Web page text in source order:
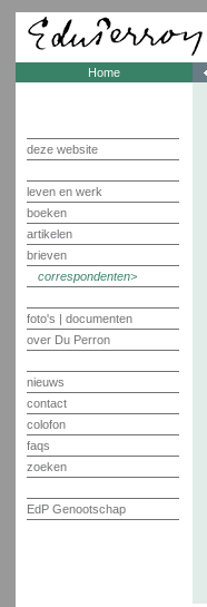
Home
deze website
leven en werk
boeken
artikelen
brieven
correspondenten
foto's | documenten
over Du Perron
nieuws
contact
colofon
faqs
zoeken
EdP Genootschap